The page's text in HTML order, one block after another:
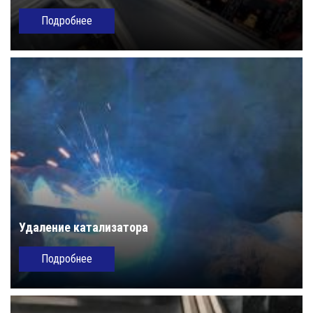
Подробнее
Удаление катализатора
Подробнее